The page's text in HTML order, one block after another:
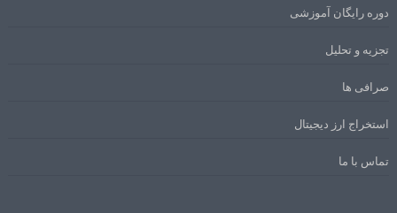
دوره رایگان آموزشی
تجزیه و تحلیل
صرافی ها
استخراج ارز دیجیتال
تماس با ما